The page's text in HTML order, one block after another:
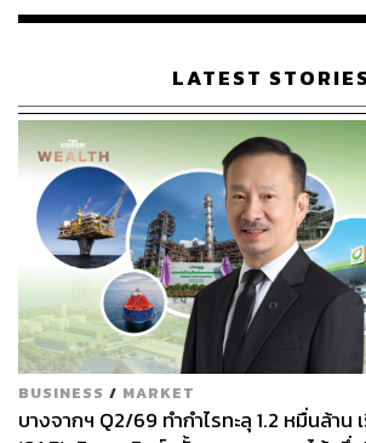
เรือนไทยที่ถูกซุกไว้
LATEST
BUSINESS / MARKET
บางจากฯ Q2/69 ทำกำไรทะลุ 1.2 หมื่นล้าน